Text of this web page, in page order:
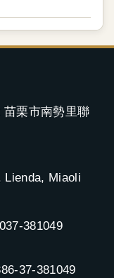
苗栗市南勢里聯
Lienda, Miaoli
381049
37-381049